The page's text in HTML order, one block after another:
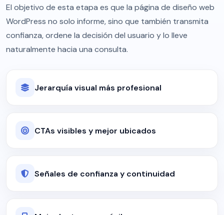
El objetivo de esta etapa es que la página de diseño web
WordPress no solo informe, sino que también transmita
confianza, ordene la decisión del usuario y lo lleve
naturalmente hacia una consulta.
Jerarquía visual más profesional
CTAs visibles y mejor ubicados
Señales de confianza y continuidad